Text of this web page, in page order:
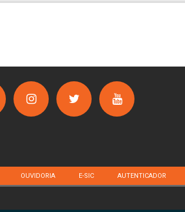
OUVIDORIA E-SIC AUTENTICADOR